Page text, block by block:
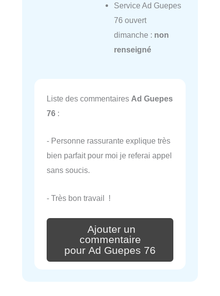
Service Ad Guepes
76 ouvert
dimanche : non
renseigné
Liste des commentaires Ad Guepes
76 :
- Personne rassurante explique très
bien parfait pour moi je referai appel
sans soucis.
- Très bon travail !
Ajouter un
commentaire
pour Ad Guepes 76